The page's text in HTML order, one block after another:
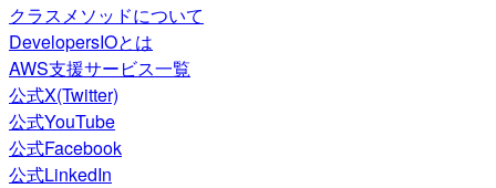
クラスメソッドについて
DevelopersIOとは
AWS支援サービス一覧
公式X(Twitter)
公式YouTube
公式Facebook
公式LinkedIn